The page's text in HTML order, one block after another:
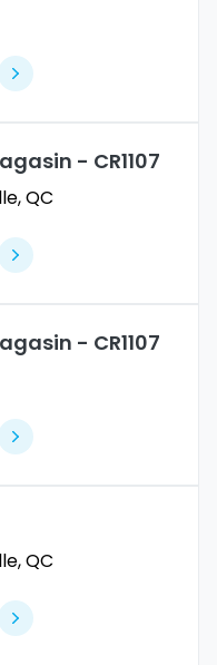
- CR1107
QC
- CR1107
QC